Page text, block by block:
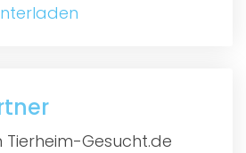
Tierheim-Gesucht.de